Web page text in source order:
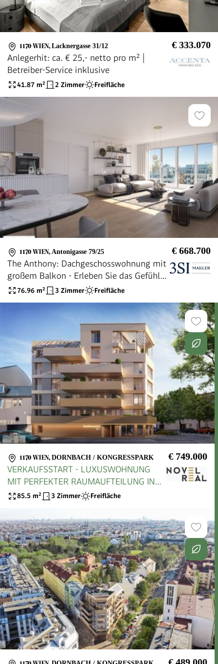
1170 WIEN, Lacknergasse 31/12 € 333.070
Anlegerhit: ca. € 25,- netto pro m² |
Betreiber-Service inklusive
41.87 m² 2 Zimmer Freifläche
1170 WIEN, Antonigasse 79/25 € 668.700
The Anthony: Dachgeschosswohnung mit
großem Balkon - Erleben Sie das Gefühl
von Freiheit!
76.96 m² 3 Zimmer Freifläche
1170 WIEN, DORNBACH / KONGRESSPARK € 749.000
VERKAUFSSTART - LUXUSWOHNUNG
MIT PERFEKTER RAUMAUFTEILUNG IN
TOPLAGE
85.5 m² 3 Zimmer Freifläche